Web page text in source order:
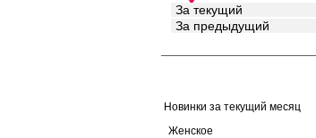
За текущий
За предыдущий
Новинки за текущий месяц
Женское